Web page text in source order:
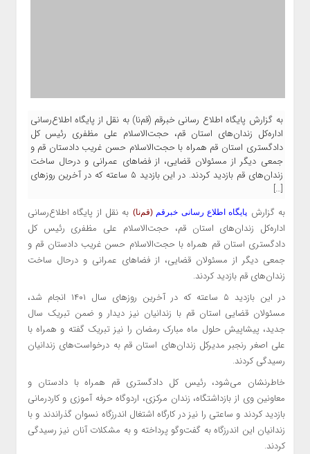
به گزارش پایگاه اطلاع رسانی خبرقم (قم‌نا) به نقل از پایگاه اطلاع‌رسانی
اداره‌کل زندان‌های استان قم، حجت‌الاسلام علی مظفری رئیس کل
دادگستری استان قم همراه با حجت‌الاسلام حسن غریب دادستان قم و
جمعی دیگر از مسئولان قضایی، از فضاهای عمرانی و درحال ساخت
زندان‌های قم بازدید کردند. در این بازدید ۵ ساعته که در آخرین روزهای
[…]
به گزارش پایگاه اطلاع رسانی خبرقم (قم‌نا)
به نقل از پایگاه اطلاع‌رسانی
اداره‌کل زندان‌های استان قم، حجت‌الاسلام علی مظفری رئیس کل
دادگستری استان قم همراه با حجت‌الاسلام حسن غریب دادستان قم و
جمعی دیگر از مسئولان قضایی، از فضاهای عمرانی و درحال ساخت
زندان‌های قم بازدید کردند.
در این بازدید ۵ ساعته که در آخرین روزهای سال ۱۴۰۱ انجام شد،
مسئولان قضایی استان قم با زندانیان نیز دیدار و ضمن تبریک سال
جدید، پیشاپیش حلول ماه مبارک رمضان را نیز تبریک گفته و همراه با
علی اصغر رنجبر مدیرکل زندان‌های استان قم به درخواست‌های زندانیان
رسیدگی کردند.
خاطرنشان می‌شود، رئیس کل دادگستری قم همراه با دادستان و
معاونین وی از بازداشتگاه، زندان مرکزی، اردوگاه حرفه آموزی و کاردرمانی
بازدید کردند و ساعتی را نیز در کارگاه اشتغال اندرزگاه نسوان گذراندند و با
زندانیان این اندرزگاه به گفت‌وگو پرداخته و به مشکلات آنان نیز رسیدگی
کردند.